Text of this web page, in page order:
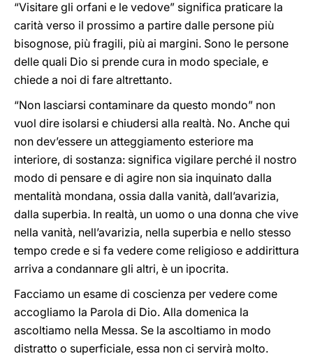
“Visitare gli orfani e le vedove” significa praticare la
carità verso il prossimo a partire dalle persone più
bisognose, più fragili, più ai margini. Sono le persone
delle quali Dio si prende cura in modo speciale, e
chiede a noi di fare altrettanto.
“Non lasciarsi contaminare da questo mondo” non
vuol dire isolarsi e chiudersi alla realtà. No. Anche qui
non dev’essere un atteggiamento esteriore ma
interiore, di sostanza: significa vigilare perché il nostro
modo di pensare e di agire non sia inquinato dalla
mentalità mondana, ossia dalla vanità, dall’avarizia,
dalla superbia. In realtà, un uomo o una donna che vive
nella vanità, nell’avarizia, nella superbia e nello stesso
tempo crede e si fa vedere come religioso e addirittura
arriva a condannare gli altri, è un ipocrita.
Facciamo un esame di coscienza per vedere come
accogliamo la Parola di Dio. Alla domenica la
ascoltiamo nella Messa. Se la ascoltiamo in modo
distratto o superficiale, essa non ci servirà molto.